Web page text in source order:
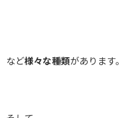
など様々な種類があります。